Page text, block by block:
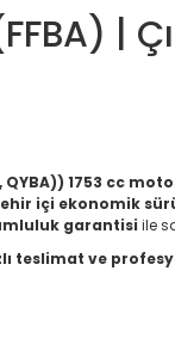
|
1753 cc
içi ekonomik
garantisi ile
teslimat ve